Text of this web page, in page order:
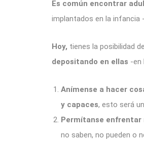
Es común encontrar
implantados en la infancia
Hoy, tienes la posibilidad de
depositando en ellas -en
Anímense a hacer
y capaces, esto será
Permítanse enfrentar
no saben, no pueden o